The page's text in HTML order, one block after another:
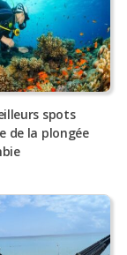
spots
de la plongée